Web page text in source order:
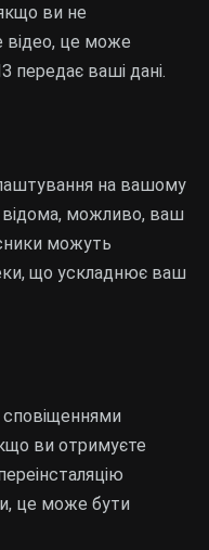
ви не
відео, це може
передає ваші дані.
на вашому
відома, можливо, ваш
можуть
що ускладнює ваш
ви отримуєте
це може бути